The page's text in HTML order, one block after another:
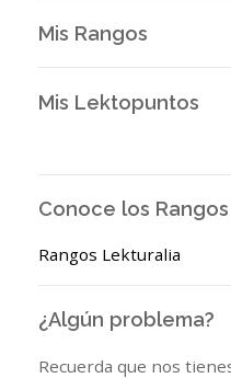
Mis Rangos
Mis Lektopuntos
Conoce los
Rangos Lekturalia
¿Algún problema?
Recuerda que nos